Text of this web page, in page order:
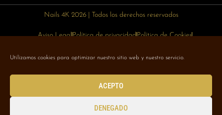
Utilizamos cookies para optimizar nuestro sitio web y nuestro servicio.
ACEPTO
DENEGADO
Nails 4K 2026 | Todos los derechos reservados
Aviso LegalPolítica de privacidadPolítica de Cookies